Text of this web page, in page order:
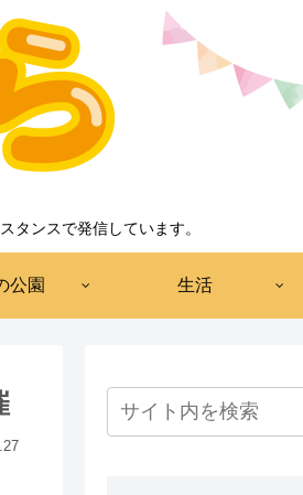
タンスで発信しています。
公園 生活